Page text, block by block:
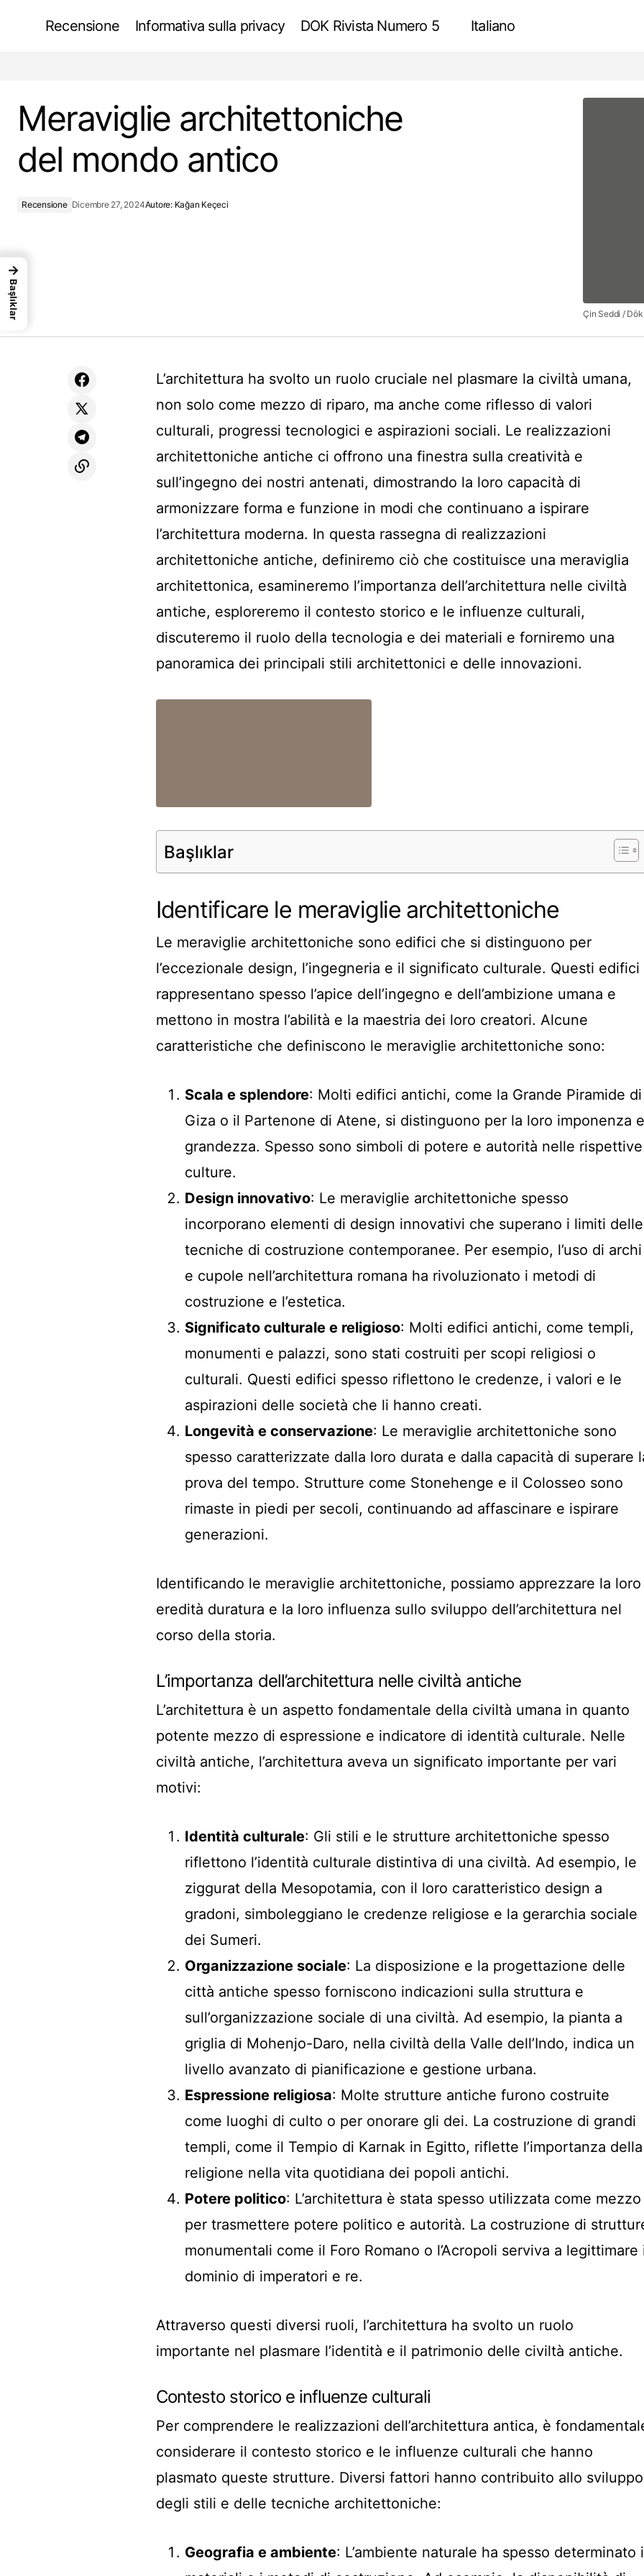
Recensione Informativa sulla privacy DOK Rivista Numero 5 Italiano
Meraviglie architettoniche
del mondo antico
Recensione Dicembre 27, 2024Autore: Kağan Keçeci
Çin Seddi / Dök
L’architettura ha svolto un ruolo cruciale nel plasmare la civiltà umana,
non solo come mezzo di riparo, ma anche come riflesso di valori
culturali, progressi tecnologici e aspirazioni sociali. Le realizzazioni
architettoniche antiche ci offrono una finestra sulla creatività e
sull’ingegno dei nostri antenati, dimostrando la loro capacità di
armonizzare forma e funzione in modi che continuano a ispirare
l’architettura moderna. In questa rassegna di realizzazioni
architettoniche antiche, definiremo ciò che costituisce una meraviglia
architettonica, esamineremo l’importanza dell’architettura nelle civiltà
antiche, esploreremo il contesto storico e le influenze culturali,
discuteremo il ruolo della tecnologia e dei materiali e forniremo una
panoramica dei principali stili architettonici e delle innovazioni.
Başlıklar
Identificare le meraviglie architettoniche
Le meraviglie architettoniche sono edifici che si distinguono per
l’eccezionale design, l’ingegneria e il significato culturale. Questi edifici
rappresentano spesso l’apice dell’ingegno e dell’ambizione umana e
mettono in mostra l’abilità e la maestria dei loro creatori. Alcune
caratteristiche che definiscono le meraviglie architettoniche sono:
Scala e splendore: Molti edifici antichi, come la Grande Piramide di
Giza o il Partenone di Atene, si distinguono per la loro imponenza e
grandezza. Spesso sono simboli di potere e autorità nelle rispettive
culture.
Design innovativo: Le meraviglie architettoniche spesso
incorporano elementi di design innovativi che superano i limiti delle
tecniche di costruzione contemporanee. Per esempio, l’uso di archi
e cupole nell’architettura romana ha rivoluzionato i metodi di
costruzione e l’estetica.
Significato culturale e religioso: Molti edifici antichi, come templi,
monumenti e palazzi, sono stati costruiti per scopi religiosi o
culturali. Questi edifici spesso riflettono le credenze, i valori e le
aspirazioni delle società che li hanno creati.
Longevità e conservazione: Le meraviglie architettoniche sono
spesso caratterizzate dalla loro durata e dalla capacità di superare
prova del tempo. Strutture come Stonehenge e il Colosseo sono
rimaste in piedi per secoli, continuando ad affascinare e ispirare
generazioni.
Identificando le meraviglie architettoniche, possiamo apprezzare la loro
eredità duratura e la loro influenza sullo sviluppo dell’architettura nel
corso della storia.
L’importanza dell’architettura nelle civiltà antiche
L’architettura è un aspetto fondamentale della civiltà umana in quanto
potente mezzo di espressione e indicatore di identità culturale. Nelle
civiltà antiche, l’architettura aveva un significato importante per vari
motivi:
Identità culturale: Gli stili e le strutture architettoniche spesso
riflettono l’identità culturale distintiva di una civiltà. Ad esempio, le
ziggurat della Mesopotamia, con il loro caratteristico design a
gradoni, simboleggiano le credenze religiose e la gerarchia sociale
dei Sumeri.
Organizzazione sociale: La disposizione e la progettazione delle
città antiche spesso forniscono indicazioni sulla struttura e
sull’organizzazione sociale di una civiltà. Ad esempio, la pianta a
griglia di Mohenjo-Daro, nella civiltà della Valle dell’Indo, indica un
livello avanzato di pianificazione e gestione urbana.
Espressione religiosa: Molte strutture antiche furono costruite
come luoghi di culto o per onorare gli dei. La costruzione di grandi
templi, come il Tempio di Karnak in Egitto, riflette l’importanza della
religione nella vita quotidiana dei popoli antichi.
Potere politico: L’architettura è stata spesso utilizzata come mezzo
per trasmettere potere politico e autorità. La costruzione di
monumentali come il Foro Romano o l’Acropoli serviva a legittimare
dominio di imperatori e re.
Attraverso questi diversi ruoli, l’architettura ha svolto un ruolo
importante nel plasmare l’identità e il patrimonio delle civiltà antiche.
Contesto storico e influenze culturali
Per comprendere le realizzazioni dell’architettura antica, è
considerare il contesto storico e le influenze culturali che hanno
plasmato queste strutture. Diversi fattori hanno contribuito allo sviluppo
degli stili e delle tecniche architettoniche:
Geografia e ambiente: L’ambiente naturale ha spesso determinato i
→
Başlıklar